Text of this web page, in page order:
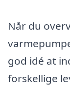
Når du
god idé at
forskellige